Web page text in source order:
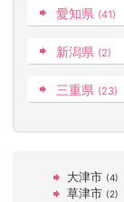
愛知県 (41)
新潟県 (2)
三重県 (23)
大津市 (4)
草津市 (2)